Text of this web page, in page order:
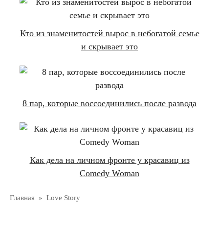
Кто из знаменитостей вырос в небогатой семье
и скрывает это
8 пар, которые воссоединились после развода
Как дела на личном фронте у красавиц из
Comedy Woman
Главная » Love Story